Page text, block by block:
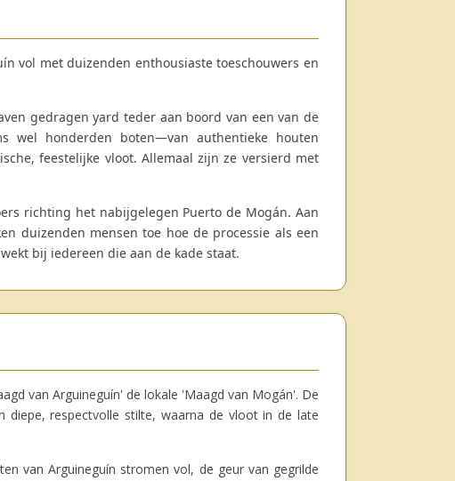
vol met duizenden enthousiaste toeschouwers en
gedragen yard teder aan boord van een van de
wel honderden boten—van authentieke houten
feestelijke vloot. Allemaal zijn ze versierd met
richting het nabijgelegen Puerto de Mogán. Aan
duizenden mensen toe hoe de processie als een
bij iedereen die aan de kade staat.
van Arguineguín' de lokale 'Maagd van Mogán'. De
diepe, respectvolle stilte, waarna de vloot in de late
van Arguineguín stromen vol, de geur van gegrilde